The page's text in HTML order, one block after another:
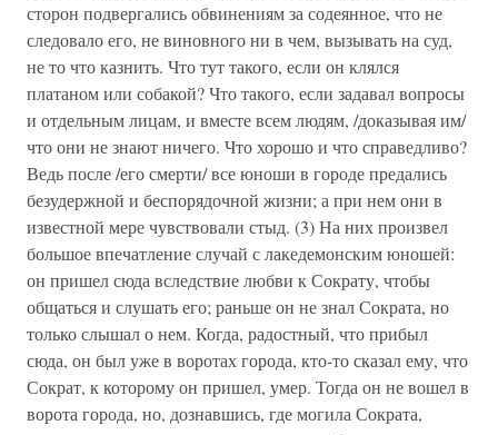
сторон подвергались обвинениям за содеянное, что не
следовало его, не виновного ни в чем, вызывать на суд,
не то что казнить. Что тут такого, если он клялся
платаном или собакой? Что такого, если задавал вопросы
и отдельным лицам, и вместе всем людям, /доказывая им/
что они не знают ничего. Что хорошо и что справедливо?
Ведь после /его смерти/ все юноши в городе предались
безудержной и беспорядочной жизни; а при нем они в
известной мере чувствовали стыд. (3) На них произвел
большое впечатление случай с лакедемонским юношей:
он пришел сюда вследствие любви к Сократу, чтобы
общаться и слушать его; раньше он не знал Сократа, но
только слышал о нем. Когда, радостный, что прибыл
сюда, он был уже в воротах города, кто-то сказал ему, что
Сократ, к которому он пришел, умер. Тогда он не вошел в
ворота города, но, дознавшись, где могила Сократа,